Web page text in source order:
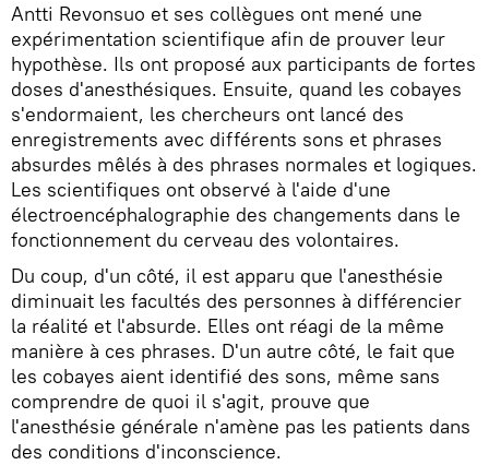
Antti Revonsuo et ses collègues ont mené une
expérimentation scientifique afin de prouver leur
hypothèse. Ils ont proposé aux participants de fortes
doses d'anesthésiques. Ensuite, quand les cobayes
s'endormaient, les chercheurs ont lancé des
enregistrements avec différents sons et phrases
absurdes mêlés à des phrases normales et logiques.
Les scientifiques ont observé à l'aide d'une
électroencéphalographie des changements dans le
fonctionnement du cerveau des volontaires.
Du coup, d'un côté, il est apparu que l'anesthésie
diminuait les facultés des personnes à différencier
la réalité et l'absurde. Elles ont réagi de la même
manière à ces phrases. D'un autre côté, le fait que
les cobayes aient identifié des sons, même sans
comprendre de quoi il s'agit, prouve que
l'anesthésie générale n'amène pas les patients dans
des conditions d'inconscience.